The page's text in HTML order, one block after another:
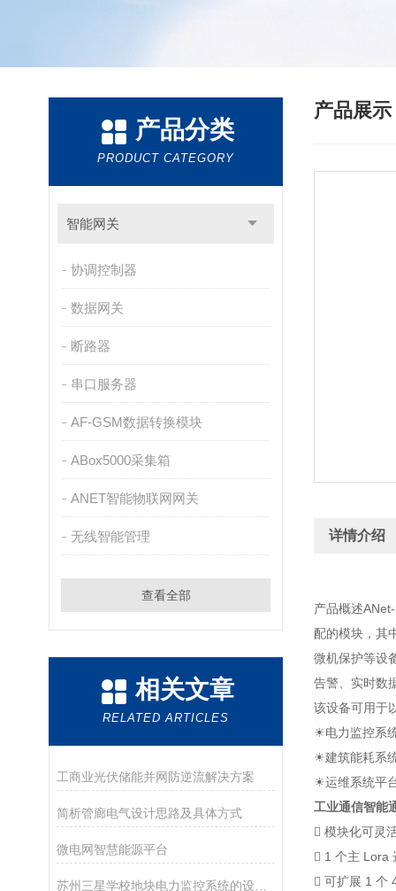
产品分类
PRODUCT CATEGORY
智能网关
协调控制器
数据网关
断路器
串口服务器
AF-GSM数据转换模块
ABox5000采集箱
ANET智能物联网网关
无线智能管理
查看全部
相关文章
RELATED ARTICLES
工商业光伏储能并网防逆流解决方案
简析管廊电气设计思路及具体方式
微电网智慧能源平台
产品展示
详情介绍
产品概述
配的模块，其
微机保护等设
告警、实时数
该设备可用于
☀电力监控系
☀建筑能耗系
☀运维系统平
工业通信智能
 模块化可灵
 1 个主 Lora
 可扩展 1 个